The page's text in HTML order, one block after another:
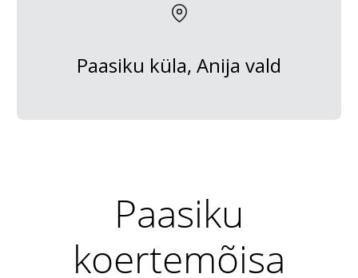
Paasiku küla, Anija vald
Paasiku
koertemõisa